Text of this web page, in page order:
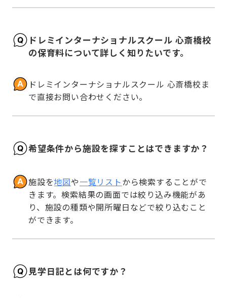
ドレミインターナショナルスクール 心斎橋校
の保育料について詳しく知りたいです。
ドレミインターナショナルスクール 心斎橋校ま
で直接お問い合わせください。
希望条件から施設を探すことはできますか？
施設を地図や一覧リストから検索することがで
きます。検索結果の画面では絞り込み機能があ
り、施設の種類や開所曜日などで絞り込むこと
ができます。
見学日記とは何ですか？